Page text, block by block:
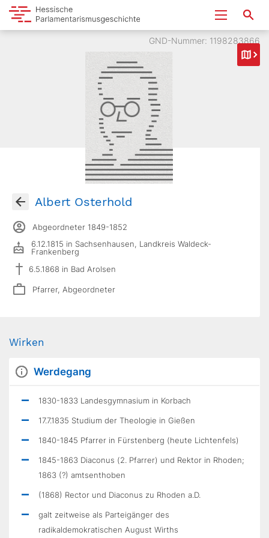
GND-Nummer: 1198283866
Albert Osterhold
Abgeordneter 1849-1852
6.12.1815 in Sachsenhausen, Landkreis Waldeck-
Frankenberg
6.5.1868 in Bad Arolsen
Pfarrer, Abgeordneter
Wirken
Werdegang
1830-1833 Landesgymnasium in Korbach
17.7.1835 Studium der Theologie in Gießen
1840-1845 Pfarrer in Fürstenberg (heute Lichtenfels)
1845-1863 Diaconus (2. Pfarrer) und Rektor in Rhoden;
1863 (?) amtsenthoben
(1868) Rector und Diaconus zu Rhoden a.D.
galt zeitweise als Parteigänger des
radikaldemokratischen August Wirths